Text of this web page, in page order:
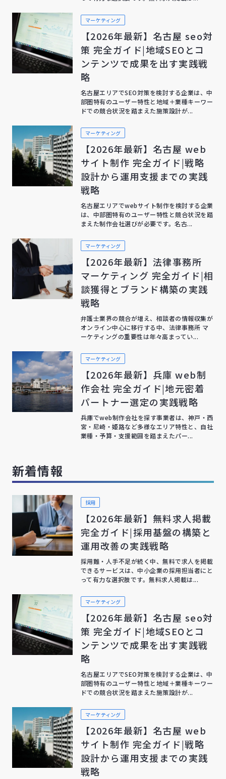
マーケティング
【2026年最新】名古屋 seo対
策 完全ガイド|地域SEOとコ
ンテンツで成果を出す実践戦
略
名古屋エリアでSEO対策を検討する企業は、中
部圏特有のユーザー特性と地域＋業種キーワー
ドでの競合状況を踏まえた施策設計が...
マーケティング
【2026年最新】名古屋 web
サイト制作 完全ガイド|戦略
設計から運用支援までの実践
戦略
名古屋エリアでwebサイト制作を検討する企業
は、中部圏特有のユーザー特性と競合状況を踏
まえた制作会社選びが必要です。名古...
マーケティング
【2026年最新】法律事務所
マーケティング 完全ガイド|相
談獲得とブランド構築の実践
戦略
弁護士業界の競合が増え、相談者の情報収集が
オンライン中心に移行する中、法律事務所 マ
ーケティングの重要性は年々高まってい...
マーケティング
【2026年最新】兵庫 web制
作会社 完全ガイド|地元密着
パートナー選定の実践戦略
兵庫でweb制作会社を探す事業者は、神戸・西
宮・尼崎・姫路など多様なエリア特性と、自社
業種・予算・支援範囲を踏まえたパー...
新着情報
採用
【2026年最新】無料求人掲載
完全ガイド|採用基盤の構築と
運用改善の実践戦略
採用難・人手不足が続く中、無料で求人を掲載
できるサービスは、中小企業の採用担当者にと
って有力な選択肢です。無料求人掲載は...
マーケティング
【2026年最新】名古屋 seo対
策 完全ガイド|地域SEOとコ
ンテンツで成果を出す実践戦
略
名古屋エリアでSEO対策を検討する企業は、中
部圏特有のユーザー特性と地域＋業種キーワー
ドでの競合状況を踏まえた施策設計が...
マーケティング
【2026年最新】名古屋 web
サイト制作 完全ガイド|戦略
設計から運用支援までの実践
戦略